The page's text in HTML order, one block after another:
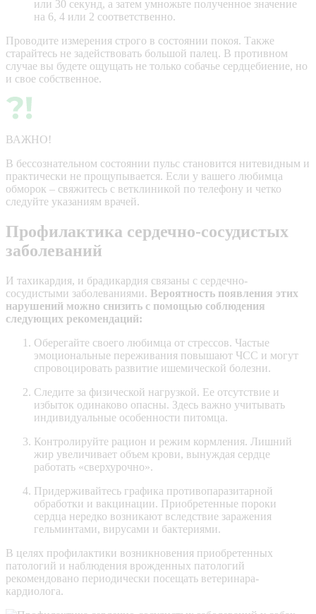
или 30 секунд, а затем умножьте полученное значение
на 6, 4 или 2 соответственно.
Проводите измерения строго в состоянии покоя. Также
старайтесь не задействовать большой палец. В противном
случае вы будете ощущать не только собачье сердцебиение, но
и свое собственное.
ВАЖНО!
В бессознательном состоянии пульс становится нитевидным и
практически не прощупывается. Если у вашего любимца
обморок – свяжитесь с ветклиникой по телефону и четко
следуйте указаниям врачей.
Профилактика сердечно-сосудистых
заболеваний
И тахикардия, и брадикардия связаны с сердечно-
сосудистыми заболеваниями. Вероятность появления этих
нарушений можно снизить с помощью соблюдения
следующих рекомендаций:
Оберегайте своего любимца от стрессов. Частые
эмоциональные переживания повышают ЧСС и могут
спровоцировать развитие ишемической болезни.
Следите за физической нагрузкой. Ее отсутствие и
избыток одинаково опасны. Здесь важно учитывать
индивидуальные особенности питомца.
Контролируйте рацион и режим кормления. Лишний
жир увеличивает объем крови, вынуждая сердце
работать «сверхурочно».
Придерживайтесь графика противопаразитарной
обработки и вакцинации. Приобретенные пороки
сердца нередко возникают вследствие заражения
гельминтами, вирусами и бактериями.
В целях профилактики возникновения приобретенных
патологий и наблюдения врожденных патологий
рекомендовано периодически посещать ветеринара-
кардиолога.